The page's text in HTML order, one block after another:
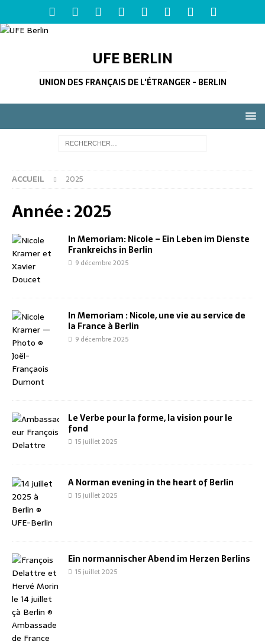
UFE BERLIN
UNION DES FRANÇAIS DE L'ÉTRANGER - BERLIN
ACCUEIL 2025
Année :2025
In Memoriam: Nicole – Ein Leben im Dienste
Frankreichs in Berlin
9 décembre 2025
In Memoriam : Nicole, une vie au service de
la France à Berlin
9 décembre 2025
Le Verbe pour la forme, la vision pour le
fond
15 juillet 2025
A Norman evening in the heart of Berlin
15 juillet 2025
Ein normannischer Abend im Herzen Berlins
15 juillet 2025